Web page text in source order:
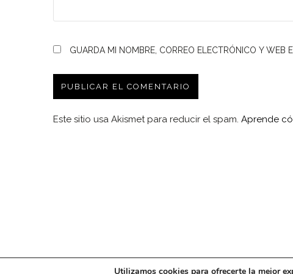
GUARDA MI NOMBRE, CORREO ELECTRÓNICO Y WEB
Este sitio usa Akismet para reducir el spam. Aprende
Utilizamos cookies para ofrecerte la mejor